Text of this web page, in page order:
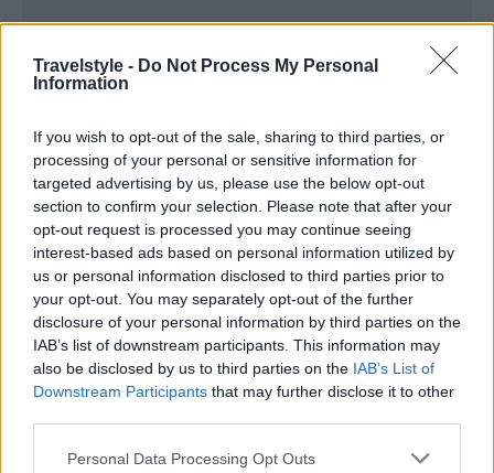
Travelstyle - Do Not Process My Personal
Information
If you wish to opt-out of the sale, sharing to third parties, or
processing of your personal or sensitive information for
targeted advertising by us, please use the below opt-out
section to confirm your selection. Please note that after your
opt-out request is processed you may continue seeing
interest-based ads based on personal information utilized by
us or personal information disclosed to third parties prior to
your opt-out. You may separately opt-out of the further
disclosure of your personal information by third parties on the
IAB’s list of downstream participants. This information may
also be disclosed by us to third parties on the IAB’s List of
Downstream Participants that may further disclose it to other
Please note that this website/app uses one or more Google
Personal Data Processing Opt Outs
Η Generation Z, πριν ταξιδέψει, εξετάζει στοιχεία
όπως η πρόσβαση στο Διαδίκτυο, το χαμηλό
budget, οι περιπετειώδεις εμπειρίες, αλλά το
κυριότερο είναι το πόσο δημοφιλής είναι ένας
προορισμός στα μέσα κοινωνικής δικτύωσης και
συγκεκριμένα, στο Instagram.